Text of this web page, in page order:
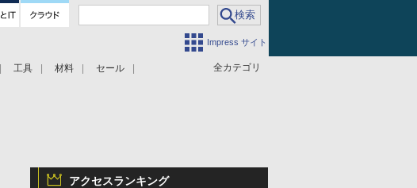
Impress サイト
全カテゴリ
工具 材料 セール
アクセスランキング